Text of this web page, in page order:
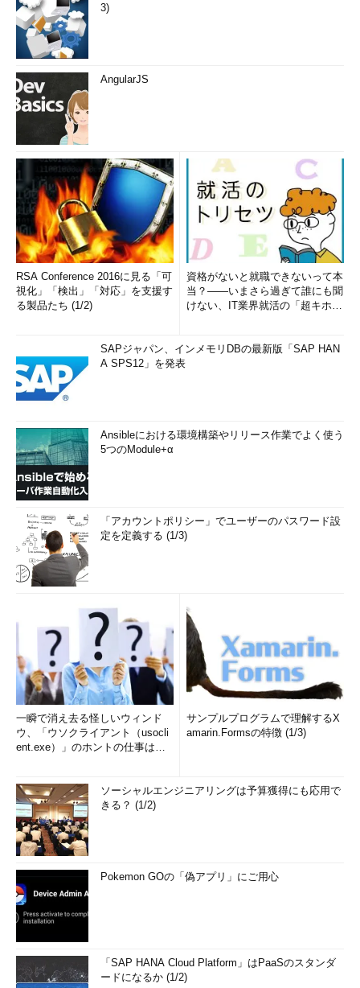
3)
AngularJS
RSA Conference 2016に見る「可
視化」「検出」「対応」を支援す
る製品たち (1/2)
資格がないと就職できないって本
当？――いまさら過ぎて誰にも聞
けない、IT業界就活の「超キホ
SAPジャパン、インメモリDBの最新版「SAP HAN
A SPS12」を発表
Ansibleにおける環境構築やリリース作業でよく使う
5つのModule+α
「アカウントポリシー」でユーザーのパスワード設
定を定義する (1/3)
一瞬で消え去る怪しいウィンド
ウ、「ウソクライアント（usocli
ent.exe）」のホントの仕事は？
サンプルプログラムで理解するX
amarin.Formsの特徴 (1/3)
ソーシャルエンジニアリングは予算獲得にも応用で
きる？ (1/2)
Pokemon GOの「偽アプリ」にご用心
「SAP HANA Cloud Platform」はPaaSのスタンダ
ードになるか (1/2)